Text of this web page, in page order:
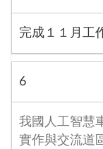
完成１１月工
6
我國人工智慧
實作與交流道